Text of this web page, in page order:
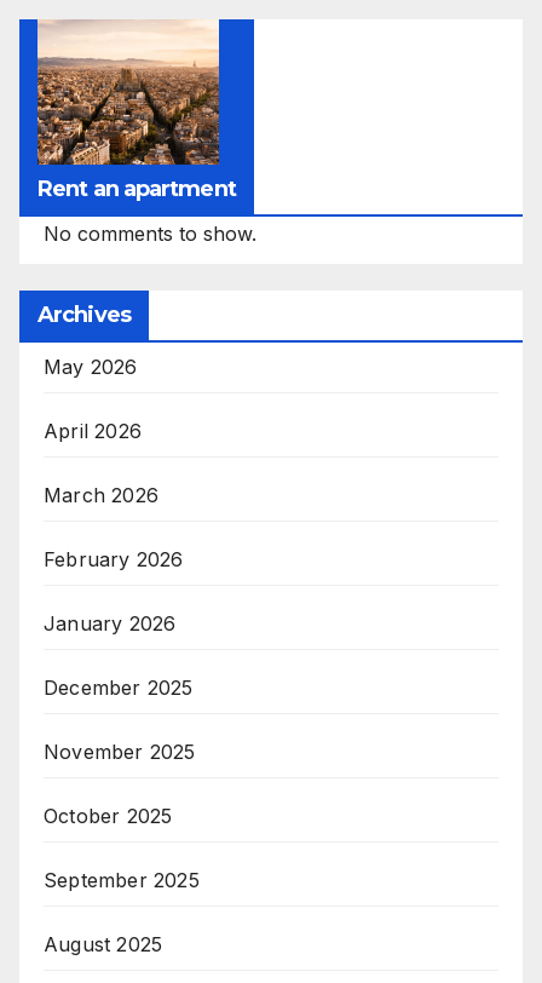
Rent an apartment
No comments to show.
Archives
May 2026
April 2026
March 2026
February 2026
January 2026
December 2025
November 2025
October 2025
September 2025
August 2025